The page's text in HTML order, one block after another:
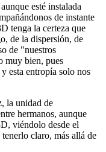
esté instalada
de instante
tenga la certeza que
de la dispersión, de
de "nuestros
muy bien, pues
esta entropía solo nos
la unidad de
hermanos, aunque
viéndolo desde el
claro, más allá de